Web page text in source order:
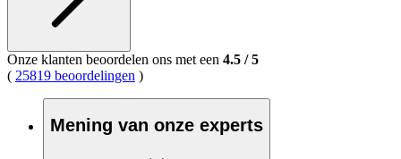
Onze klanten beoordelen ons met een 4.5 /5
( 25819 beoordelingen )
Mening van onze experts